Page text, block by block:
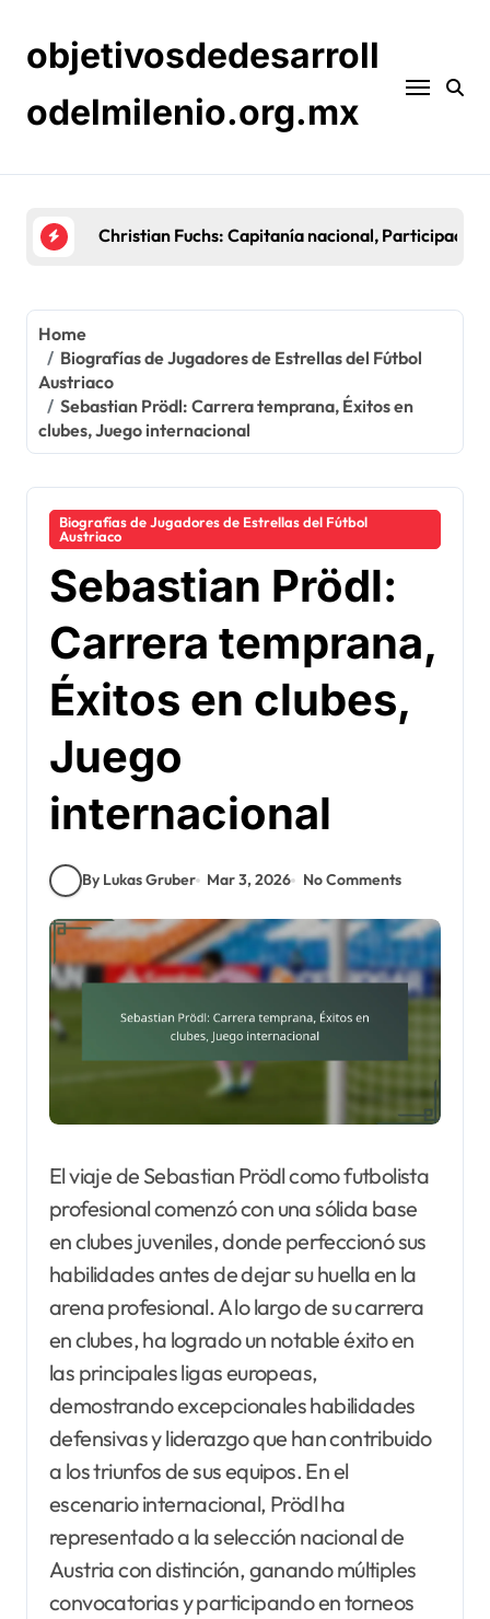
contentobjetivosdedesarroll
odelmilenio.org.mx
Sebastian Prödl: Carrera temprana, Éxitos en
Home
Biografías de Jugadores de Estrellas del Fútbol
Austriaco
Sebastian Prödl: Carrera temprana, Éxitos en
clubes, Juego internacional
Biografías de Jugadores de Estrellas del Fútbol
Austriaco
Sebastian Prödl:
Carrera temprana,
Éxitos en clubes,
Juego
internacional
By Lukas Gruber Mar 3, 2026 No Comments
El viaje de Sebastian Prödl como futbolista
profesional comenzó con una sólida base
en clubes juveniles, donde perfeccionó sus
habilidades antes de dejar su huella en la
arena profesional. A lo largo de su carrera
en clubes, ha logrado un notable éxito en
las principales ligas europeas,
demostrando excepcionales habilidades
defensivas y liderazgo que han contribuido
a los triunfos de sus equipos. En el
escenario internacional, Prödl ha
representado a la selección nacional de
Austria con distinción, ganando múltiples
convocatorias y participando en torneos